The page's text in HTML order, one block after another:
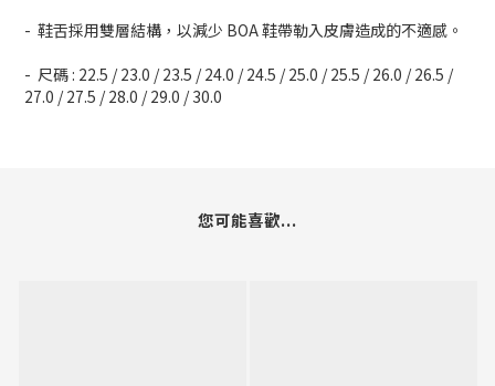
- 鞋舌採用雙層結構，以減少 BOA 鞋帶勒入皮膚造成的不適感。
- 尺碼 : 22.5 / 23.0 / 23.5 / 24.0 / 24.5 / 25.0 / 25.5 / 26.0 / 26.5 /
27.0 / 27.5 / 28.0 / 29.0 / 30.0
您可能喜歡...